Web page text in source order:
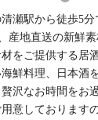
瀬駅から徒歩5
産地直送の新鮮
をご提供する居
鮮料理、日本酒
沢なお時間をお
意しております